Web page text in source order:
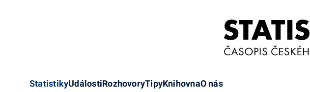
StatistikyUdálostiRozhovoryTipyKnihovnaO nás